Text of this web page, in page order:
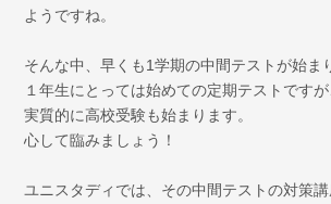
ようですね。
そんな中、早くも1学期の中間テストが始ま
１年生にとっては始めての定期テストです
実質的に高校受験も始まります。
心して臨みましょう！
ユニスタディでは、その中間テストの対策